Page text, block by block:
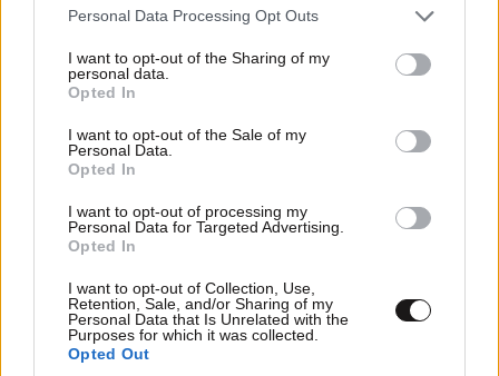
Please note that this website/app uses one or more Google
not limited to your visit or usage behaviour. You may click to
grant or deny consent to Google and its third-party tags to
use your data for below specified purposes in below Google
consent section.
Personal Data Processing Opt Outs
I want to opt-out of the Sharing of my
personal data.
Opted In
I want to opt-out of the Sale of my
Personal Data.
Opted In
I want to opt-out of processing my
Personal Data for Targeted Advertising.
Opted In
I want to opt-out of Collection, Use,
Retention, Sale, and/or Sharing of my
Personal Data that Is Unrelated with the
Purposes for which it was collected.
Opted Out
ΔΙΑΤΡΟΦΗ
5 ροφήματα που μπορείτε να πίνετε πριν τον
ύπνο για καλύτερα επίπεδα σακχάρου στο αίμα